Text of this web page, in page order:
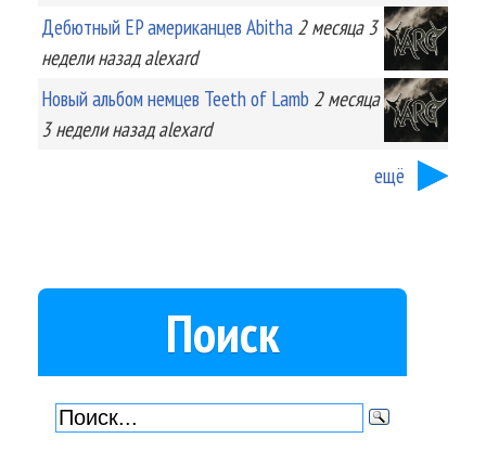
Дебютный EP американцев Abitha 2 месяца 3
неделиназад alexard
Новый альбом немцев Teeth of Lamb 2 месяца
3 неделиназад alexard
ещё
Поиск